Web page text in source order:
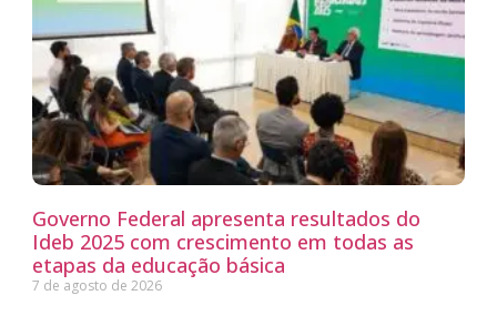
Governo Federal apresenta resultados do
Ideb 2025 com crescimento em todas as
etapas da educação básica
7 de agosto de 2026